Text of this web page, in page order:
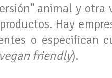
animal y otra
Hay
o especifican
vegan friendly).